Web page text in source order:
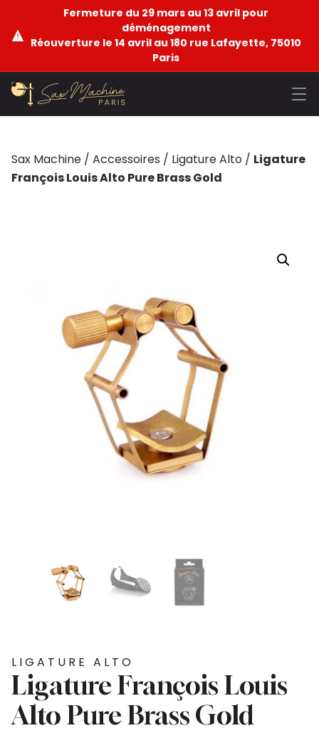
Fermeture du 29 mars au 13 avril pour
déménagement
Réouverture le 14 avril au 180 rue Lafayette, 75010
Paris
Sax Machine / Accessoires / Ligature Alto / Ligature
François Louis Alto Pure Brass Gold
LIGATURE ALTO
Ligature François Louis
Alto Pure Brass Gold